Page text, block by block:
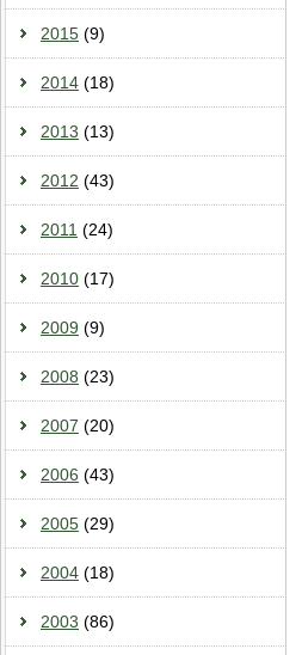
2015 (9)
2014 (18)
2013 (13)
2012 (43)
2011 (24)
2010 (17)
2009 (9)
2008 (23)
2007 (20)
2006 (43)
2005 (29)
2004 (18)
2003 (86)